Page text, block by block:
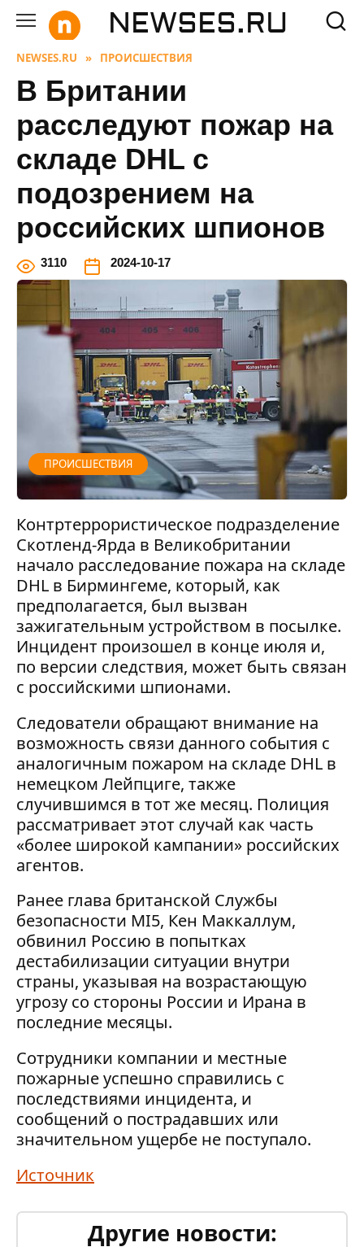
Перейти
содержанию
NEWSES.RU
NEWSES.RU » ПРОИСШЕСТВИЯ
В Британии
расследуют пожар на
складе DHL с
подозрением на
российских шпионов
3110 2024-10-17
ПРОИСШЕСТВИЯ
Контртеррористическое подразделение
Скотленд-Ярда в Великобритании
начало расследование пожара на складе
DHL в Бирмингеме, который, как
предполагается, был вызван
зажигательным устройством в посылке.
Инцидент произошел в конце июля и,
по версии следствия, может быть связан
с российскими шпионами.
Следователи обращают внимание на
возможность связи данного события с
аналогичным пожаром на складе DHL в
немецком Лейпциге, также
случившимся в тот же месяц. Полиция
рассматривает этот случай как часть
«более широкой кампании» российских
агентов.
Ранее глава британской Службы
безопасности MI5, Кен Маккаллум,
обвинил Россию в попытках
дестабилизации ситуации внутри
страны, указывая на возрастающую
угрозу со стороны России и Ирана в
последние месяцы.
Сотрудники компании и местные
пожарные успешно справились с
последствиями инцидента, и
сообщений о пострадавших или
значительном ущербе не поступало.
Источник
Другие новости: